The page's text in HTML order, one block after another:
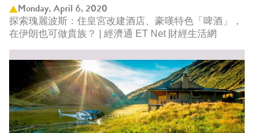
Monday, April 6, 2020
探索瑰麗波斯：住皇宮改建酒店、豪嘆特色「啤酒」，
在伊朗也可做貴族？ | 經濟通 ET Net 財經生活網